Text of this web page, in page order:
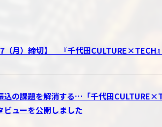
（月）締切】 『千代田
込の課題を解消する…「千代田
ビューを公開しました